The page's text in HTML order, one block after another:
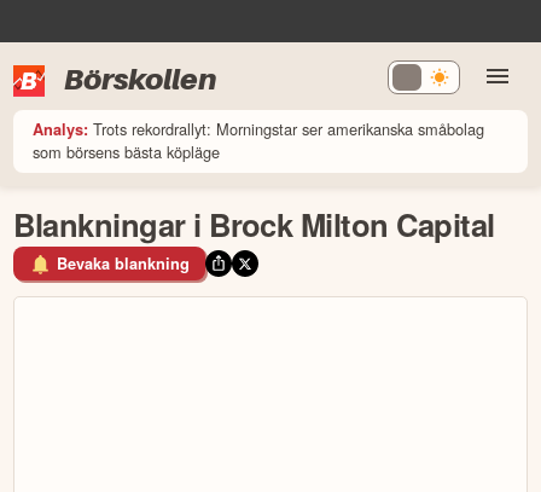
Börskollen
Analys: Trots rekordrallyt: Morningstar ser amerikanska småbolag
som börsens bästa köpläge
Blankningar i Brock Milton Capital
Bevaka blankning